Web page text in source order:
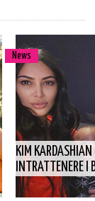
News
KIM KARDASHIAN
INTRATTENERE I